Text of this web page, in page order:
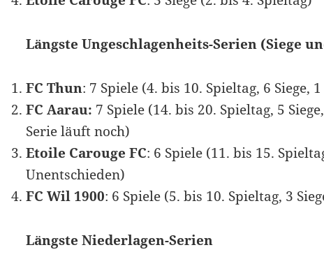
Längste Ungeschlagenheits-Serien (Siege
FC Thun: 7 Spiele (4. bis 10. Spieltag, 6 Siege,
FC Aarau: 7 Spiele (14. bis 20. Spieltag, 5
Serie läuft noch)
Etoile Carouge FC: 6 Spiele (11. bis 15.
Unentschieden)
FC Wil 1900: 6 Spiele (5. bis 10. Spieltag, 3
Längste Niederlagen-Serien